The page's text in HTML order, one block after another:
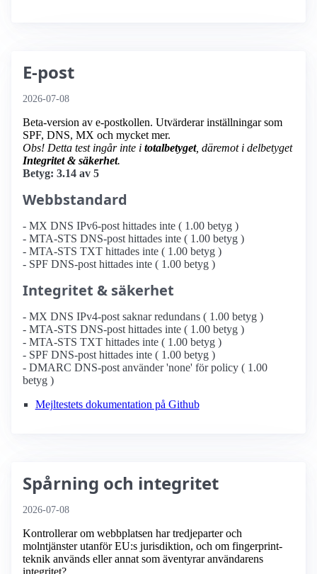
E-post
2026-07-08
Beta-version av e-postkollen. Utvärderar inställningar som
SPF, DNS, MX och mycket mer.
Obs! Detta test ingår inte i totalbetyget, däremot i delbetyget
Integritet & säkerhet.
Betyg: 3.14 av 5
Webbstandard
- MX DNS IPv6-post hittades inte ( 1.00 betyg )
- MTA-STS DNS-post hittades inte ( 1.00 betyg )
- MTA-STS TXT hittades inte ( 1.00 betyg )
- SPF DNS-post hittades inte ( 1.00 betyg )
Integritet & säkerhet
- MX DNS IPv4-post saknar redundans ( 1.00 betyg )
- MTA-STS DNS-post hittades inte ( 1.00 betyg )
- MTA-STS TXT hittades inte ( 1.00 betyg )
- SPF DNS-post hittades inte ( 1.00 betyg )
- DMARC DNS-post använder 'none' för policy ( 1.00
betyg )
Mejltestets dokumentation på Github
Spårning och integritet
2026-07-08
Kontrollerar om webbplatsen har tredjeparter och
molntjänster utanför EU:s jurisdiktion, och om fingerprint-
teknik används eller annat som äventyrar användarens
integritet?